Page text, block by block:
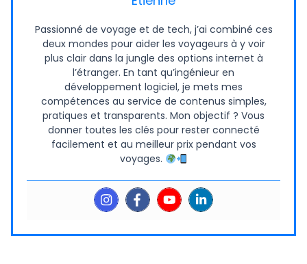
Passionné de voyage et de tech, j’ai combiné ces
deux mondes pour aider les voyageurs à y voir
plus clair dans la jungle des options internet à
l’étranger. En tant qu’ingénieur en
développement logiciel, je mets mes
compétences au service de contenus simples,
pratiques et transparents. Mon objectif ? Vous
donner toutes les clés pour rester connecté
facilement et au meilleur prix pendant vos
voyages.